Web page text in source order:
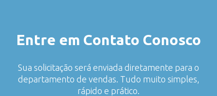
Entre em Contato Conosco
Sua solicitação será enviada diretamente para o
departamento de vendas. Tudo muito simples,
rápido e prático.